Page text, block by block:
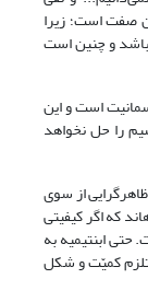
صفت است؛ زیرا
باشد و چنین است
است و این
را حل نخواهد
از سوی
که اگر کیفیتی
ابن‏تیمیه به
کمیّت و شکل